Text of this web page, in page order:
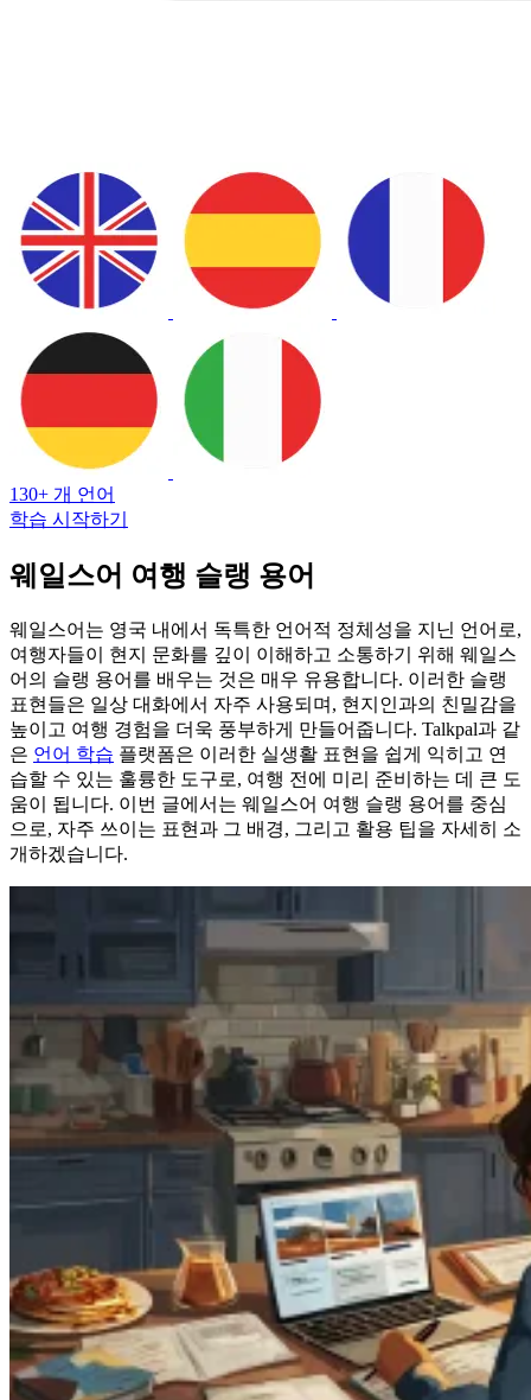
130+ 개 언어
학습 시작하기
웨일스어 여행 슬랭 용어
웨일스어는 영국 내에서 독특한 언어적 정체성을 지닌 언어로,
여행자들이 현지 문화를 깊이 이해하고 소통하기 위해 웨일스
어의 슬랭 용어를 배우는 것은 매우 유용합니다. 이러한 슬랭
표현들은 일상 대화에서 자주 사용되며, 현지인과의 친밀감을
높이고 여행 경험을 더욱 풍부하게 만들어줍니다. Talkpal과 같
은 언어 학습 플랫폼은 이러한 실생활 표현을 쉽게 익히고 연
습할 수 있는 훌륭한 도구로, 여행 전에 미리 준비하는 데 큰 도
움이 됩니다. 이번 글에서는 웨일스어 여행 슬랭 용어를 중심
으로, 자주 쓰이는 표현과 그 배경, 그리고 활용 팁을 자세히 소
개하겠습니다.